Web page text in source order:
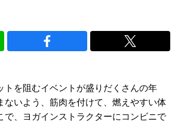
トを阻むイベントが盛りだくさんの年
ないよう、筋肉を付けて、燃えやすい体
で、ヨガインストラクターにコンビニで